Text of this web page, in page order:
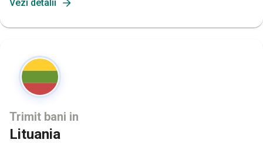
Vezi detalii
Trimit bani in
Lituania